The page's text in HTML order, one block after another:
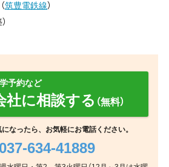
室内 リビング/ダイニング
（筑豊電鉄線）
予約など
社に相談する （無料）
なったら、お気軽にお電話ください。
634-41889